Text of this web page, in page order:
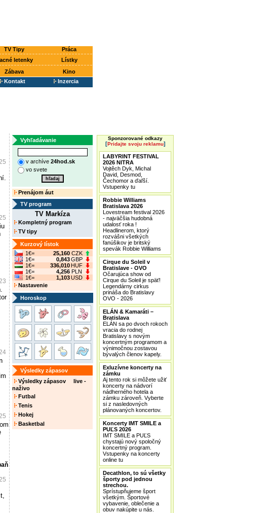
TV Tipy
Práca
letenky
Lístky
Zábava
Kino
Kontakt Inzercia
Vyhľadávanie
v archíve 24hod.sk
vo svete
Prenájom áut
TV program
TV Markíza
Kompletný program
TV tipy
Kurzový lístok
1€=
25,160 CZK
1€=
0,843GBP
1€=
336,010HUF
1€=
4,256 PLN
1€=
1,103USD
Nastavenie
Horoskop
Výsledky zápasov
Výsledky zápasov live -
naživo
Futbal
Tenis
Hokej
Basketbal
Sponzorované odkazy
[Pridajte svoju reklamu]
LABYRINT FESTIVAL
2026 NITRA
Vojtěch Dyk, Michal
David, Desmod,
Čechomor a ďaľší.
Vstupenky tu
Robbie Williams
Bratislava 2026
Lovestream festival 2026
- najväčšia hudobná
udalosť roka !
Headlinerom, ktorý
rozvášni všetkých
fanúšikov je britský
spevák Robbie Williams
Cirque du Soleil v
Bratislave - OVO
Očarujúca show od
Cirque du Soleil je späť!
Legendárny cirkus
prináša do Bratislavy
OVO - 2026
ELÁN & Kamaráti –
Bratislava
ELÁN sa po dvoch rokoch
vracia do rodnej
Bratislavy s novým
koncertným programom a
výnimočnou zostavou
bývalých členov kapely.
Exluzívne koncerty na
zámku
Aj tento rok si môžete užiť
koncerty na nádvorí
nádherného hotela a
zámku zároveň. Vyberte
si z nasledovných
plánovaných koncertov.
Koncerty IMT SMILE a
PUĽS 2026
IMT SMILE a PUĽS
chystajú nový spoločný
koncertný program.
Vstupenky na koncerty
online tu
Decathlon, to sú všetky
športy pod jednou
strechou.
Sprístupňujeme šport
všetkým. Športové
vybavenie, oblečenie a
obuv nakúpite u nás.